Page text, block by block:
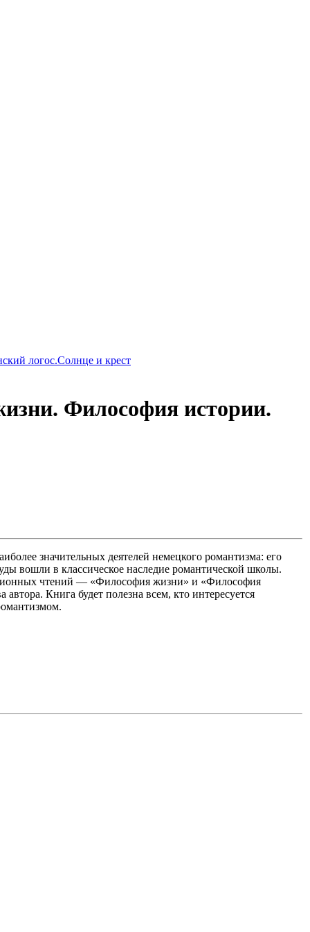
логос.Солнце и крест
Философия истории.
значительных деятелей немецкого романтизма: его
вошли в классическое наследие романтической школы.
чтений — «Философия жизни» и «Философия
Книга будет полезна всем, кто интересуется